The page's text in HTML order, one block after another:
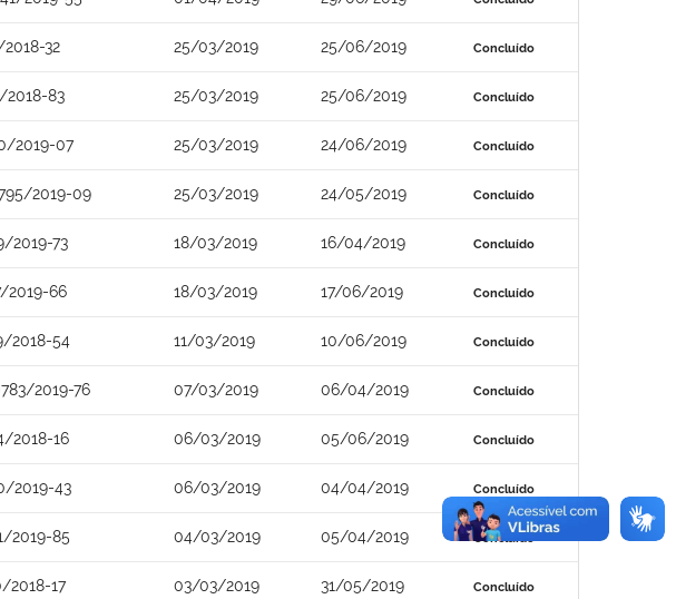
2018-32 25/03/2019 25/06/2019 Concluído
2018-83 25/03/2019 25/06/2019 Concluído
2019-07 25/03/2019 24/06/2019 Concluído
2019-09 25/03/2019 24/05/2019 Concluído
2019-73 18/03/2019 16/04/2019 Concluído
2019-66 18/03/2019 17/06/2019 Concluído
2018-54 11/03/2019 10/06/2019 Concluído
2019-76 07/03/2019 06/04/2019 Concluído
2018-16 06/03/2019 05/06/2019 Concluído
2019-43 06/03/2019 04/04/2019 Concluído
2019-85 04/03/2019 05/04/2019 Concluído
2018-17 03/03/2019 31/05/2019 Concluído